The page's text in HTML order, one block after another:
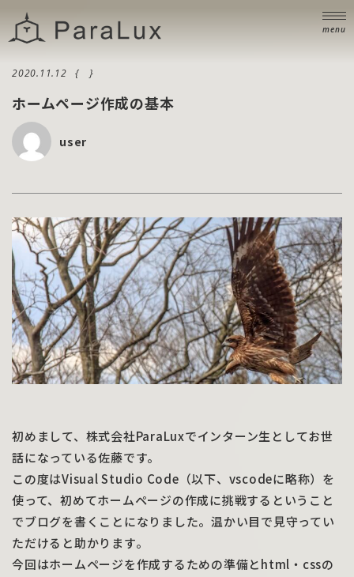
menu
NEWS
ブログ
CONTACT
2020.11.12
ホームページ作成の基本
user
初めまして、株式会社ParaLuxでインターン生としてお世
話になっている佐藤です。
この度はVisual Studio Code（以下、vscodeに略称）を
使って、初めてホームページの作成に挑戦するということ
でブログを書くことになりました。温かい目で見守ってい
ただけると助かります。
今回はホームページを作成するための準備とhtml・cssの